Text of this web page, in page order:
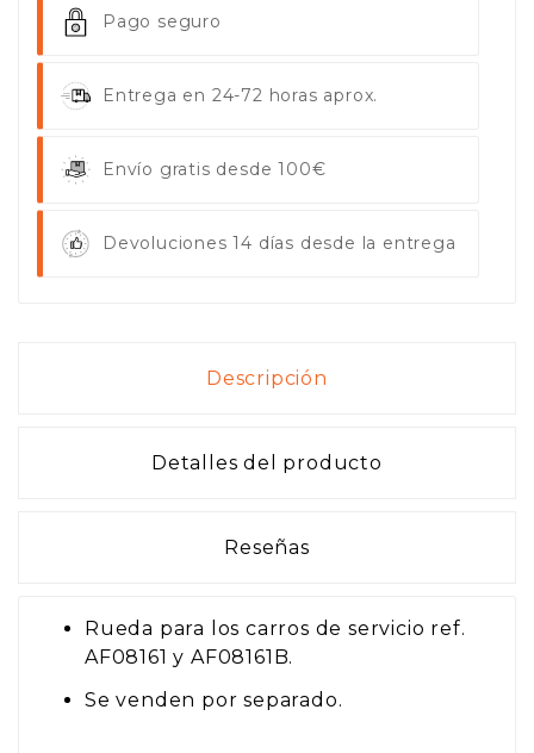
Pago seguro
Entrega en 24-72 horas aprox.
Envío gratis desde 100€
Devoluciones 14 días desde la entrega
Descripción
Detalles del producto
Reseñas
Rueda para los carros de servicio ref.
AF08161 y AF08161B.
Se venden por separado.